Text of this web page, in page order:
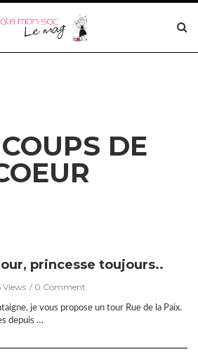
DE
princesse toujours..
Views 0 Comment
je vous propose un tour Rue de la Paix.
depuis …